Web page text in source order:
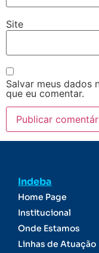
Site
Salvar meus dados
que eu comentar.
Indeba
Home Page
Institucional
Onde Estamos
Linhas de Atuação